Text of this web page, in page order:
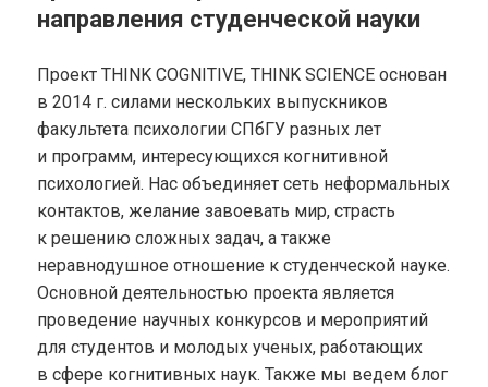
направления студенческой науки
Проект THINK COGNITIVE, THINK SCIENCE основан
в 2014 г. силами нескольких выпускников
факультета психологии СПбГУ разных лет
и программ, интересующихся когнитивной
психологией. Нас объединяет сеть неформальных
контактов, желание завоевать мир, страсть
к решению сложных задач, а также
неравнодушное отношение к студенческой науке.
Основной деятельностью проекта является
проведение научных конкурсов и мероприятий
для студентов и молодых ученых, работающих
в сфере когнитивных наук. Также мы ведем блог